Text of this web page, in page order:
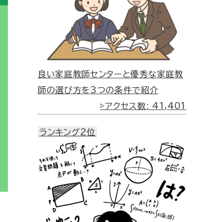
良い家庭教師センターと優秀な家庭教
師の選び方を3つの条件で紹介
▷アクセス数: 41,401
ランキング2位